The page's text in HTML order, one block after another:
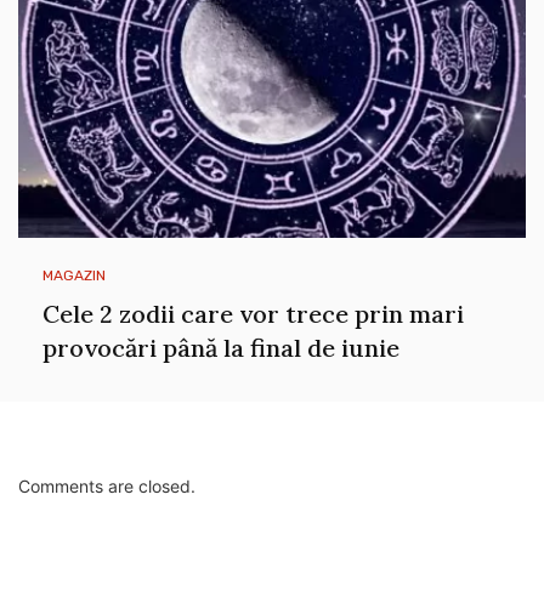
MAGAZIN
Cele 2 zodii care vor trece prin mari
provocări până la final de iunie
Comments are closed.